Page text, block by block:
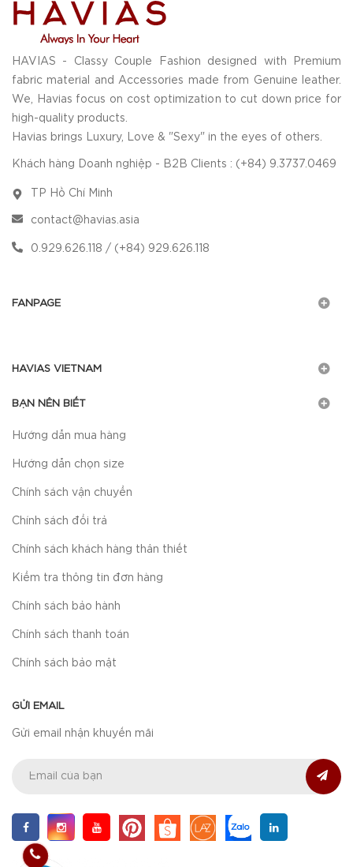
HAVIAS - Classy Couple Fashion designed with Premium
fabric material and Accessories made from Genuine leather.
We, Havias focus on cost optimization to cut down price for
high-quality products.
Havias brings Luxury, Love & "Sexy" in the eyes of others.
Khách hàng Doanh nghiệp - B2B Clients : (+84) 9.3737.0469
TP Hồ Chí Minh
contact@havias.asia
0.929.626.118 / (+84) 929.626.118
FANPAGE
HAVIAS VIETNAM
BẠN NÊN BIẾT
Hướng dẫn mua hàng
Hướng dẫn chọn size
Chính sách vận chuyển
Chính sách đổi trả
Chính sách khách hàng thân thiết
Kiểm tra thông tin đơn hàng
Chính sách bảo hành
Chính sách thanh toán
Chính sách bảo mật
GỬI EMAIL
Gửi email nhận khuyến mãi